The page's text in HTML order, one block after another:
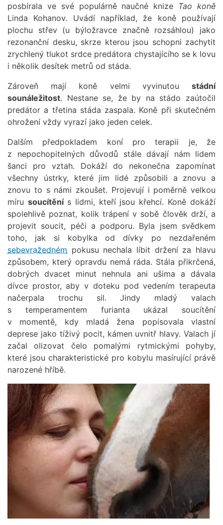
posbírala ve své populárně naučné knize Tao koně
Linda Kohanov. Uvádí například, že koně používají
plochu střev (u býložravce značně rozsáhlou) jako
rezonanční desku, skrze kterou jsou schopni zachytit
zrychlený tlukot srdce predátora chystajícího se k lovu
i několik desítek metrů od stáda.
Zároveň mají koně velmi vyvinutou stádní
sounáležitost. Nestane se, že by na stádo zaútočil
predátor a třetina stáda zaspala. Koně při skutečném
ohrožení vždy vyrazí jako jeden celek.
Dalším předpokladem koní pro terapii je, že
z nepochopitelných důvodů stále dávají nám lidem
šanci pro vztah. Dokáží do nekonečna zapomínat
všechny ústrky, které jim lidé způsobili a znovu a
znovu to s námi zkoušet. Projevují i poměrně velkou
míru soucítění s lidmi, kteří jsou křehcí. Koně dokáží
spolehlivě poznat, kolik trápení v sobě člověk drží, a
projevit soucit, péči a podporu. Byla jsem svědkem
toho, jak si kobylka od dívky po nezdařeném
sebevražedném pokusu nechala líbit držení za hlavu
způsobem, který opravdu nemá ráda. Stála přikrčená,
dobrých dvacet minut nehnula ani ušima a dávala
dívce prostor, aby v doteku pod vedením terapeuta
načerpala trochu sil. Jindy mladý valach
s temperamentem furianta ukázal soucítění
v momentě, kdy mladá žena popisovala vlastní
deprese jako tíživý pocit, kámen uvnitř hlavy. Valach jí
začal olizovat čelo pomalými rytmickými pohyby,
které jsou charakteristické pro kobylu masírující právě
narozené hříbě.
Obrázek